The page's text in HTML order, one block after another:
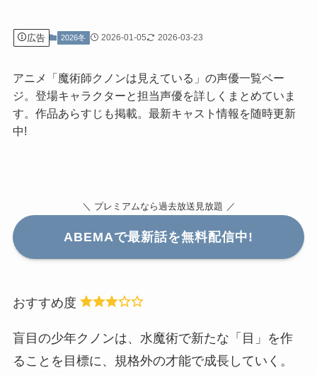
広告 2026冬 2026-01-05 2026-03-23
アニメ「魔術師クノンは見えている」の声優一覧ペー
ジ。登場キャラクターと担当声優を詳しくまとめていま
す。作品あらすじも掲載。最新キャスト情報を随時更新
中!
＼ プレミアムなら過去放送見放題 ／
ABEMAで最新話を無料配信中!
おすすめ度
盲目の少年クノンは、水魔術で新たな「目」を作
ることを目標に、規格外の才能で成長していく。